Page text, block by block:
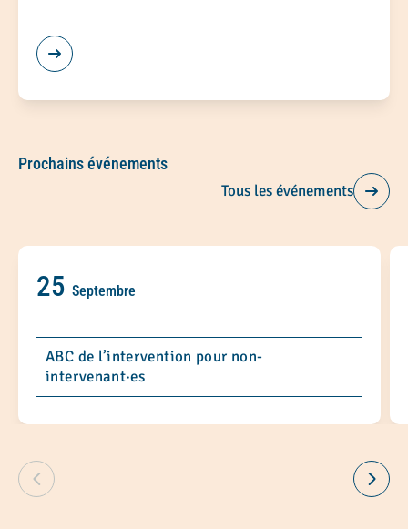
Prochains événements
Tous les événements
25 Septembre
ABC de l’intervention pour non-
intervenant·es